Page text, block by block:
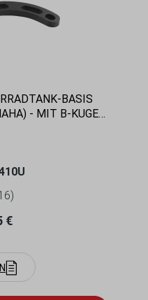
BASIS
- MIT B-KUGEL
Preis:
€